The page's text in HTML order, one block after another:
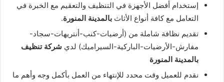
إستخدام أفضل الأجهزة في التنظيف والتعقيم مع الخبرة في
التعامل مع كافة أنواع الأثاث بالمدينة المنورة.
تقديم نظافة شاملة من (أرضيات-كنب-أنتريهات-سجاد-
مفارش-الأرضيات-الباركية-السيراميك) لدي شركة تنظيف
بالمدينة المنورة
نقدم للعميل وقت محدد للإنتهاء من العمل بأكمل وجه وأهم ما